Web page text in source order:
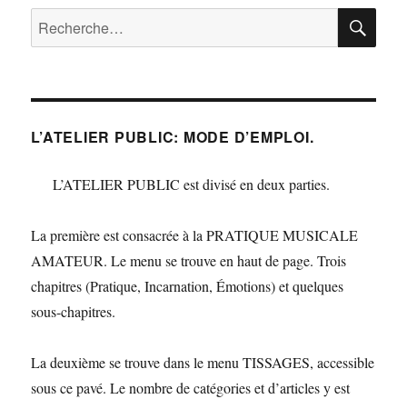
Recherche
pour :
L’ATELIER PUBLIC: MODE D’EMPLOI.
L’ATELIER PUBLIC est divisé en deux parties.
La première est consacrée à la PRATIQUE MUSICALE
AMATEUR. Le menu se trouve en haut de page. Trois
chapitres (Pratique, Incarnation, Émotions) et quelques
sous-chapitres.
La deuxième se trouve dans le menu TISSAGES, accessible
sous ce pavé. Le nombre de catégories et d’articles y est